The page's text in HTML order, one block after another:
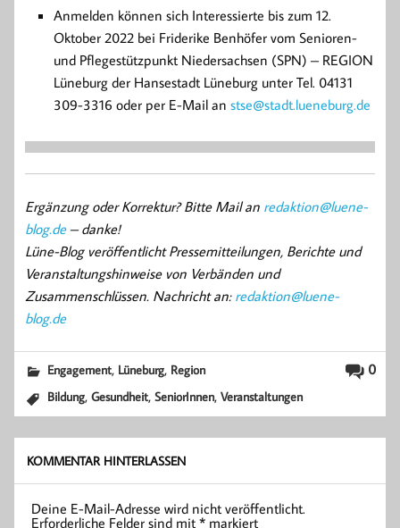
Anmelden können sich Interessierte bis zum 12.
Oktober 2022 bei Friderike Benhöfer vom Senioren-
und Pflegestützpunkt Niedersachsen (SPN) – REGION
Lüneburg der Hansestadt Lüneburg unter Tel. 04131
309-3316 oder per E-Mail an stse@stadt.lueneburg.de
Ergänzung oder Korrektur? Bitte Mail an redaktion@luene-
blog.de– danke!
Lüne-Blog veröffentlicht Pressemitteilungen, Berichte und
Veranstaltungshinweise von Verbänden und
Zusammenschlüssen. Nachricht an: redaktion@luene-
blog.de
0
Engagement, Lüneburg, Region
Bildung,Gesundheit,SeniorInnen,Veranstaltungen
KOMMENTAR HINTERLASSEN
Deine E-Mail-Adresse wird nicht veröffentlicht.
Erforderliche Felder sind mit* markiert